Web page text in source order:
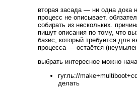
вторая засада — ни одна дока
процесс не описывает.
собирать из нескольких.
пишут описания по тому, что
базис, который требуется для
процесса — остаётся
выбрать интересное можно
гугль://
делать